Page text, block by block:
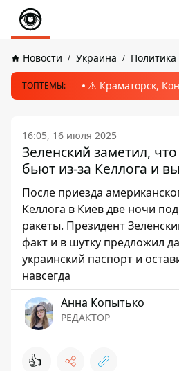
Новости Украина Политика
ТОПТЕМЫ: ⚠️ Краматорск,
16:05, 16 июля 2025
Зеленский заметил,
бьют из-за Келлога и
После приезда
Келлога в Киев две ночи
ракеты. Президент
факт и в шутку предложил
украинский паспорт и
навсегда
Анна Копытько
РЕДАКТОР
👍